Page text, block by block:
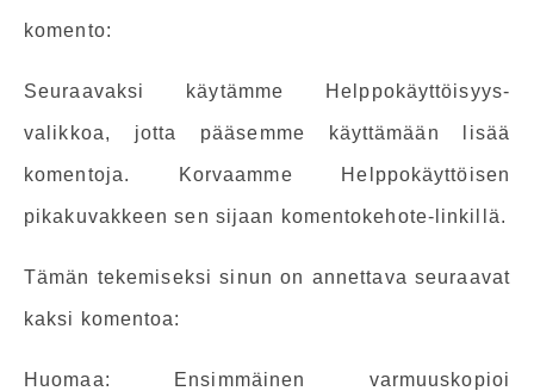
komento:
Seuraavaksi käytämme Helppokäyttöisyys-
valikkoa, jotta pääsemme käyttämään lisää
komentoja. Korvaamme Helppokäyttöisen
pikakuvakkeen sen sijaan komentokehote-linkillä.
Tämän tekemiseksi sinun on annettava seuraavat
kaksi komentoa:
Huomaa: Ensimmäinen varmuuskopioi